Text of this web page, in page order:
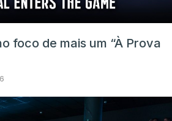
foco de mais um “À Prova